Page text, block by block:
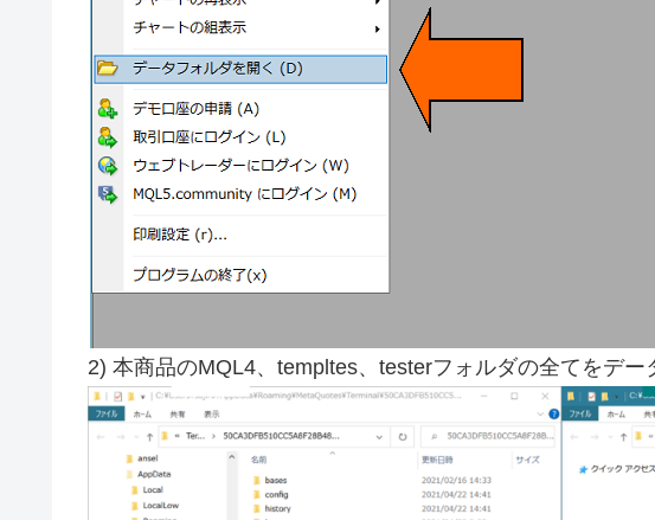
・シグナル連携（オブジェクト）クローズ追加
・シグナル連携インディの無料版同封
・シグナル連携のON･OFF切り替え
・ライセンス認証の追加
▼ ２０２０年８月８日追加分
・シグナルツール連携
・トレード画像の自動保存
・制御ボックスをお好みの色に変更
・ブレイクイーブンライン
・表記をPIPSに変更
・パラメタの整理整頓
・PIPS単位で線を引くPipsGridのバンドル
・同期チャートでのポジション表示
・ＳＬのスタンダード・トレール
2) 本商品のMQL4、templtes、testerフォルダの全てをデー